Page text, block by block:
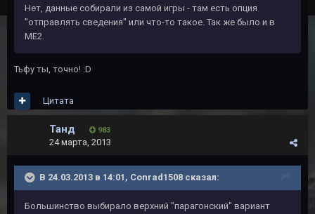
Нет, данные собирали из самой игры - там есть опция
"отправлять сведения" или что-то такое. Так же было и в
МЕ2.
Тьфу ты, точно! :D
Цитата
Танд 983
24 марта, 2013
В 24.03.2013 в 14:01, Conrad1508 сказал:
Большинство выбирало верхний "парагонский" вариант